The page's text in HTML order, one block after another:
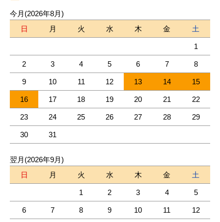
今月(2026年8月)
日
月 火 水 木 金 土
1
2 3 4 5 6 7 8
9 10 11 12 13 14 15
16 17 18 19 20 21 22
23 24 25 26 27 28 29
30 31
翌月(2026年9月)
日
月 火 水 木 金 土
1 2 3 4 5
6 7 8 9 10 11 12